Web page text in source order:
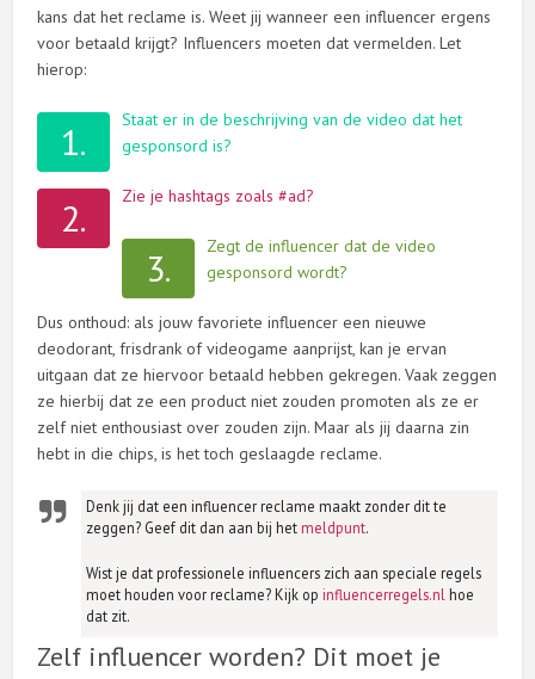
kans dat het reclame is. Weet jij wanneer een influencer ergens
voor betaald krijgt? Influencers moeten dat vermelden. Let
hierop:
1.
Staat er in de beschrijving van de video dat het
gesponsord is?
2. Zie je hashtags zoals #ad?
3.
Zegt de influencer dat de video
gesponsord wordt?
Dus onthoud: als jouw favoriete influencer een nieuwe
deodorant, frisdrank of videogame aanprijst, kan je ervan
uitgaan dat ze hiervoor betaald hebben gekregen. Vaak zeggen
ze hierbij dat ze een product niet zouden promoten als ze er
zelf niet enthousiast over zouden zijn. Maar als jij daarna zin
hebt in die chips, is het toch geslaagde reclame.
Denk jij dat een influencer reclame maakt zonder dit te
zeggen? Geef dit dan aan bij hetmeldpunt.
Wist je dat professionele influencers zich aan speciale regels
moet houden voor reclame? Kijk opinfluencerregels.nl hoe
dat zit.
Zelf influencer worden? Dit moet je